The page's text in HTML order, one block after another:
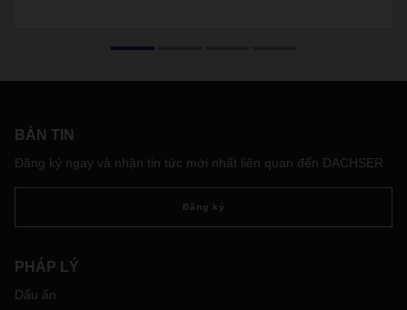
BẢN TIN
Đăng ký ngay và nhận tin tức mới nhất liên quan đến DACHSER
Đăng ký
PHÁP LÝ
Dấu ấn